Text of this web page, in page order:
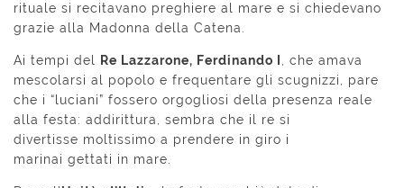
rituale si recitavano preghiere al mare e si chiedevano
grazie alla Madonna della Catena.
Ai tempi del Re Lazzarone, Ferdinando I , che amava
mescolarsi al popolo e frequentare gli scugnizzi, pare
che i “luciani” fossero orgogliosi della presenza reale
alla festa: addirittura, sembra che il re si
divertisse moltissimo a prendere in giro i
marinai gettati in mare.